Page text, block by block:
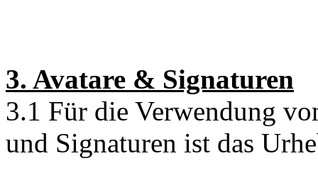
3. Avatare & Signaturen
3.1 Für die Verwendung
und Signaturen ist das